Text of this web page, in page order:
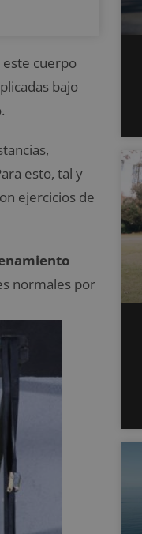
este cuerpo
bajo
esto, tal y
ejercicios de
normales por